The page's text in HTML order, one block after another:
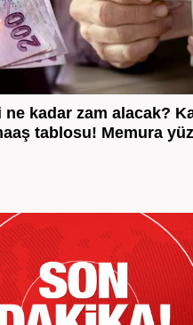
ne kadar zam alacak?
tablosu! Memura